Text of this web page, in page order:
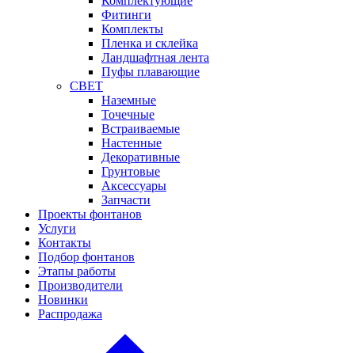
Фитинги
Комплекты
Пленка и склейка
Ландшафтная лента
Пуфы плавающие
СВЕТ
Наземные
Точечные
Встраиваемые
Настенные
Декоративные
Грунтовые
Аксессуары
Запчасти
Проекты фонтанов
Услуги
Контакты
Подбор фонтанов
Этапы работы
Производители
Новинки
Распродажа